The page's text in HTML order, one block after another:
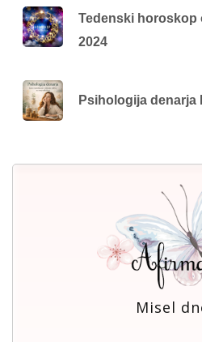
Tedenski horoskop
2024
Psihologija denarja
Misel